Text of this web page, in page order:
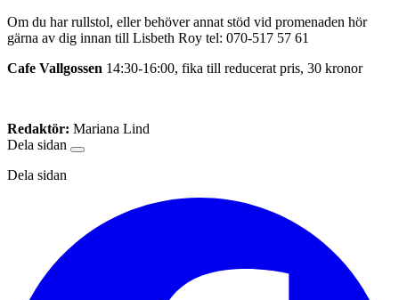
Om du har rullstol, eller behöver annat stöd vid promenaden hör
gärna av dig innan till Lisbeth Roy tel: 070-517 57 61
Cafe Vallgossen 14:30-16:00, fika till reducerat pris, 30 kronor
Redaktör: Mariana Lind
Dela sidan
Dela sidan